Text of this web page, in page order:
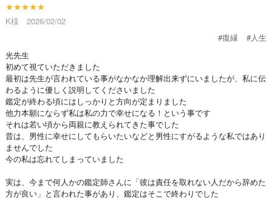
★★★★★
K様 2026/02/02
#復縁
#人生
光先生
初めて視ていただきました
最初は先生が言われている事がなかなか理解出来ずにいましたが、私に伝
わるように優しく説明してくださいました
鑑定が終わる頃にはしっかりと方向が定まりました
他力本願にならず私は私の力で幸せになる！という事です
それは若い頃から両親に教えられてきた事でした
昔は、男性に幸せにしてもらいたいなどと男性にすがるような私ではあり
ませんでした
今の私は忘れてしまっていました
実は、今まで何人かの鑑定師さんに「彼は責任を取れない人だから辞めた
方が良い」と言われた事があり、鑑定はそこで終わりでした